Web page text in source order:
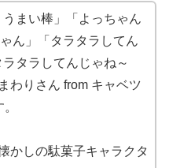
うまい棒」「よっちゃん
ん」「タラタラしてん
タラしてんじゃね～
わりさん from キャベツ
かしの駄菓子キャラクタ